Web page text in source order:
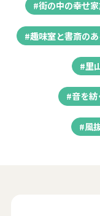
#街の中の幸せ
#趣味室と書斎の
#里
#音を
#風